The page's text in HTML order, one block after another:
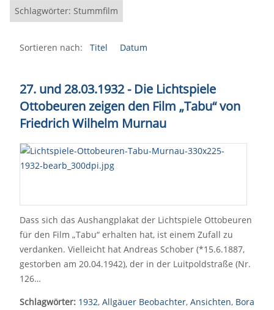
Schlagwörter: Stummfilm
Sortieren nach: Titel Datum
27. und 28.03.1932 - Die Lichtspiele
Ottobeuren zeigen den Film „Tabu“von
Friedrich Wilhelm Murnau
Dass sich das Aushangplakat der Lichtspiele Ottobeuren
für den Film „Tabu“ erhalten hat, ist einem Zufall zu
verdanken. Vielleicht hat Andreas Schober (*15.6.1887,
gestorben am 20.04.1942), der in der Luitpoldstraße (Nr.
126…
Schlagwörter: 1932, Allgäuer Beobachter, Ansichten, Bora